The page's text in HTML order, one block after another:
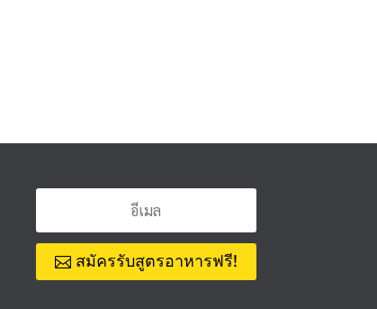
สมัครรับสูตรอาหารฟรี!